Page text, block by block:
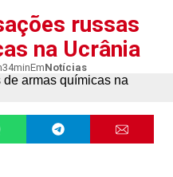
russas
na Ucrânia
EmNotícias